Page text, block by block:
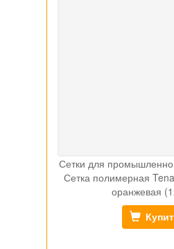
Сетки для
Сетка полимерная
оранжевая